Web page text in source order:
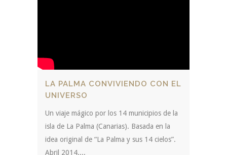
LA PALMA CONVIVIENDO CON EL
UNIVERSO
Un viaje mágico por los 14 municipios de la
isla de La Palma (Canarias). Basada en la
idea original de “La Palma y sus 14 cielos”.
Abril 2014....